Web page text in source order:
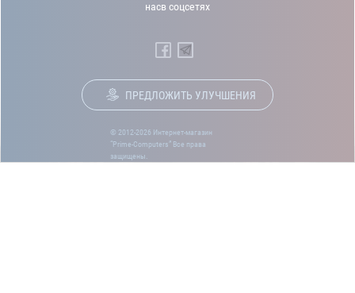
насв соцсетях
ПРЕДЛОЖИТЬ УЛУЧШЕНИЯ
© 2012-2026 Интернет-магазин
“Prime-Computers” Все права
защищены.